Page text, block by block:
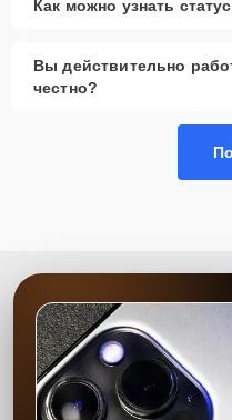
Как можно узнать
Вы действительно
честно?